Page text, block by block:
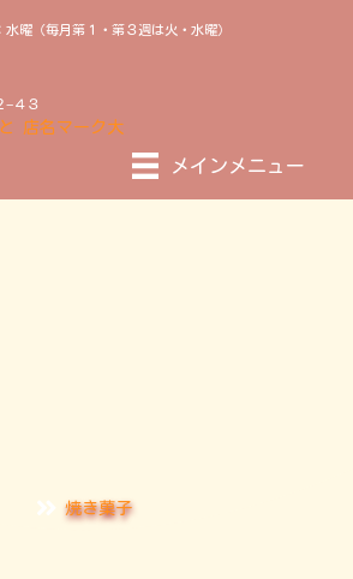
曜（毎月第１・第３週は火・水曜）
−４３
メインメニュー
焼き菓子